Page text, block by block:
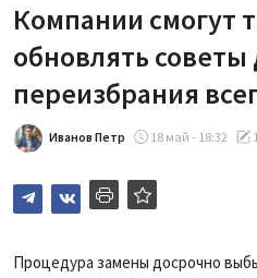
Новости
Статьи
Авторы
Архив
База знаний
Компании смогут
обновлять
переизбрания
Иванов Петр 18 май - 18:32
Процедура замены досрочно